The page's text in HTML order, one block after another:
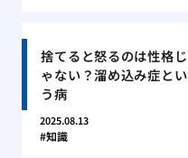
捨てると怒るのは性格じ
ゃない？溜め込み症とい
う病
2025.08.13
知識